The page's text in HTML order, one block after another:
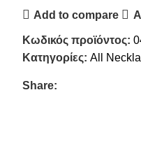
Add to compare
Κωδικός προϊόντος:
Κατηγορίες: All
Share: